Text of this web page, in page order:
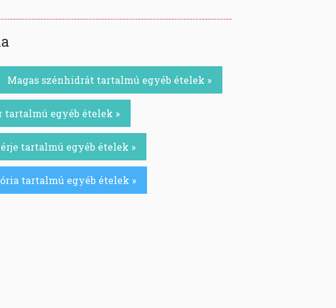
Magas szénhidrát tartalmú egyéb ételek »
tartalmú egyéb ételek »
tartalmú egyéb ételek »
tartalmú egyéb ételek »